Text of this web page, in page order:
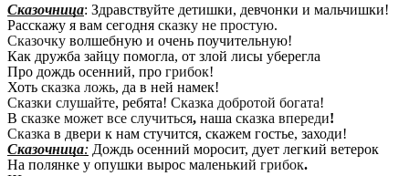
Сказочница: Здравствуйте детишки, девчонки и мальчишки!
Расскажу я вам сегодня сказку не простую.
Сказочку волшебную и очень поучительную!
Как дружба зайцу помогла, от злой лисы уберегла
Про дождь осенний, про грибок!
Хоть сказка ложь, да в ней намек!
Сказки слушайте, ребята! Сказка добротой богата!
В сказке может все случиться, наша сказка впереди!
Сказка в двери к нам стучится, скажем гостье, заходи!
Сказочница: Дождь осенний моросит, дует легкий ветерок
На полянке у опушки вырос маленький грибок.